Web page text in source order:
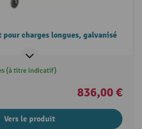
pour charges longues, galvanisé
(à titre indicatif)
836,00 €
Vers le produit